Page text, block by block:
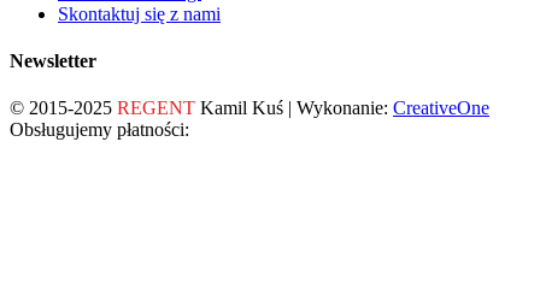
Skontaktuj się z nami
Newsletter
© 2015-2025 REGENT Kamil Kuś | Wykonanie: CreativeOne
Obsługujemy płatności: